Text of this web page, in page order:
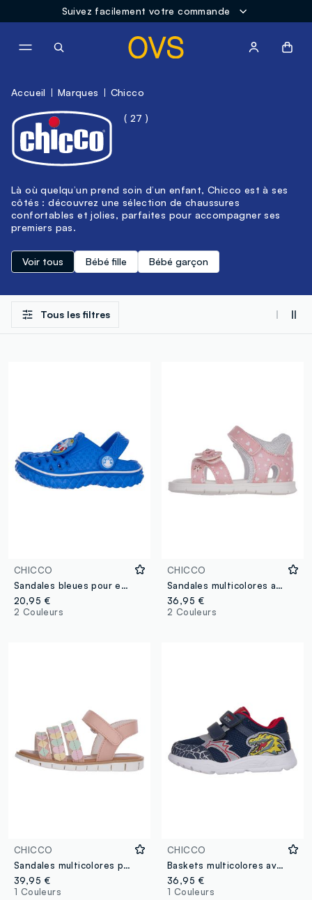
Suivez facilement votre commande
Accueil Marques Chicco
( 27 )
Là où quelqu’un prend soin d’un enfant, Chicco est à ses
côtés : découvrez une sélection de chaussures
confortables et jolies, parfaites pour accompagner ses
premiers pas.
Voir tous Bébé fille Bébé garçon
Tous les filtres
CHICCO
Sandales bleues pour enfants avec appliqué requin
20,95 €
2 Couleurs
CHICCO
Sandales multicolores avec fermeture velcro pour fille
36,95 €
2 Couleurs
CHICCO
Sandales multicolores pour fille avec fermeture à scratch
39,95 €
1 Couleurs
CHICCO
Baskets multicolores avec dinosaure pour enfants
36,95 €
1 Couleurs